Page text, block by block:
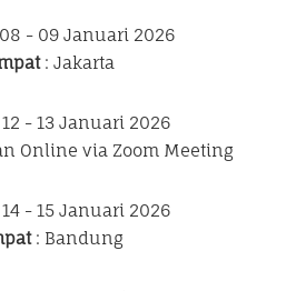
- 09 Januari 2026
: Jakarta
12 - 13 Januari 2026
Online via Zoom Meeting
14 - 15 Januari 2026
: Bandung